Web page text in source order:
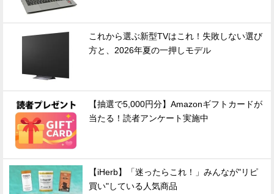
これから選ぶ新型TVはこれ！失敗しない選び
方と、2026年夏の一押しモデル
【抽選で5,000円分】Amazonギフトカードが
当たる！読者アンケート実施中
【iHerb】「迷ったらこれ！」みんなが"リピ
買い"している人気商品